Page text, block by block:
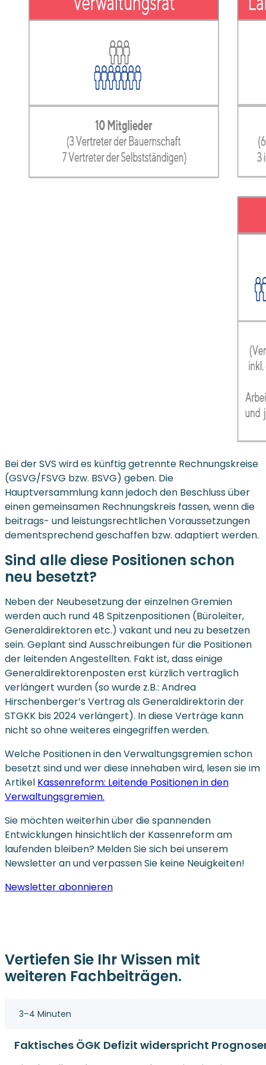
Bei der SVS wird es künftig getrennte Rechnungskreise
(GSVG/FSVG bzw. BSVG) geben. Die
Hauptversammlung kann jedoch den Beschluss über
einen gemeinsamen Rechnungskreis fassen, wenn die
beitrags- und leistungsrechtlichen Voraussetzungen
dementsprechend geschaffen bzw. adaptiert werden.
Sind alle diese Positionen schon
neu besetzt?
Neben der Neubesetzung der einzelnen Gremien
werden auch rund 48 Spitzenpositionen (Büroleiter,
Generaldirektoren etc.) vakant und neu zu besetzen
sein. Geplant sind Ausschreibungen für die Positionen
der leitenden Angestellten. Fakt ist, dass einige
Generaldirektorenposten erst kürzlich vertraglich
verlängert wurden (so wurde z.B.: Andrea
Hirschenberger’s Vertrag als Generaldirektorin der
STGKK bis 2024 verlängert). In diese Verträge kann
nicht so ohne weiteres eingegriffen werden.
Welche Positionen in den Verwaltungsgremien schon
besetzt sind und wer diese innehaben wird, lesen sie im
Artikel Kassenreform: Leitende Positionen in den
Verwaltungsgremien.
Sie möchten weiterhin über die spannenden
Entwicklungen hinsichtlich der Kassenreform am
laufenden bleiben? Melden Sie sich bei unserem
Newsletter an und verpassen Sie keine Neuigkeiten!
Newsletter abonnieren
Vertiefen Sie Ihr Wissen mit
weiteren Fachbeiträgen.
3–4 Minuten
Faktisches ÖGK Defizit widerspricht